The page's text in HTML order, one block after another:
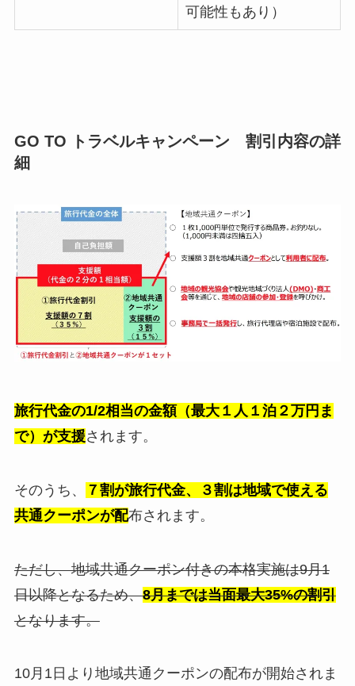
可能性もあり）
GO TO トラベルキャンペーン 割引内容の詳
細
旅行代金の1/2相当の金額（最大１人１泊２万円ま
で）が支援されます。
そのうち、
７割が旅行代金、３割は地域で使える
共通クーポンが配布されます。
ただし、地域共通クーポン付きの本格実施は9月1
日以降となるため、8月までは当面最大35%の割引
となります。
10月1日より地域共通クーポンの配布が開始されま